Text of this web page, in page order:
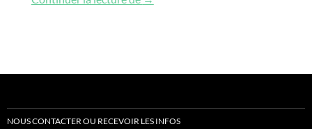
NOUS CONTACTER OU RECEVOIR LES INFOS